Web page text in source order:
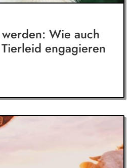
Wie auch
engagieren